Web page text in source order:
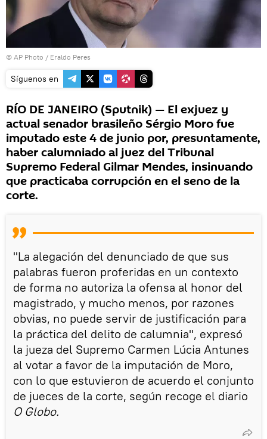
© AP Photo / Eraldo Peres
Síguenos en
RÍO DE JANEIRO (Sputnik) — El exjuez y
actual senador brasileño Sérgio Moro fue
imputado este 4 de junio por, presuntamente,
haber calumniado al juez del Tribunal
Supremo Federal Gilmar Mendes, insinuando
que practicaba corrupción en el seno de la
corte.
"La alegación del denunciado de que sus
palabras fueron proferidas en un contexto
de forma no autoriza la ofensa al honor del
magistrado, y mucho menos, por razones
obvias, no puede servir de justificación para
la práctica del delito de calumnia", expresó
la jueza del Supremo Carmen Lúcia Antunes
al votar a favor de la imputación de Moro,
con lo que estuvieron de acuerdo el conjunto
de jueces de la corte, según recoge el diario
O Globo.